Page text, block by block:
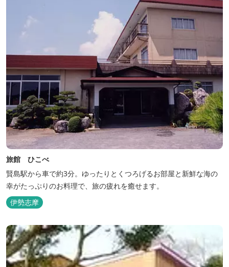
旅館 ひこべ
賢島駅から車で約3分。ゆったりとくつろげるお部屋と新鮮な海の
幸がたっぷりのお料理で、旅の疲れを癒せます。
伊勢志摩